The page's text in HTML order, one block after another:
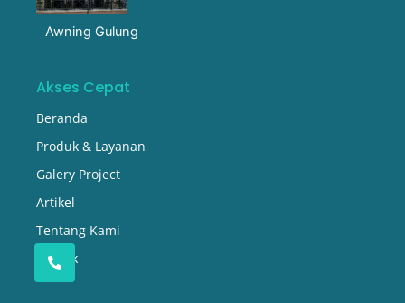
Awning Gulung
Akses Cepat
Beranda
Produk & Layanan
Galery Project
Artikel
Tentang Kami
Kontak